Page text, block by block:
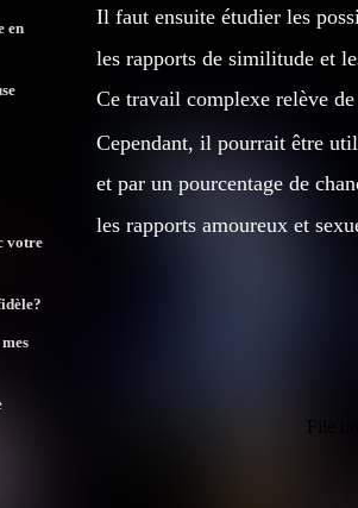
en
votre
Il faut ensuite étudier les
les rapports de similitude et
Ce travail complexe relève
Cependant, il pourrait être
et par un pourcentage de
les rapports amoureux et